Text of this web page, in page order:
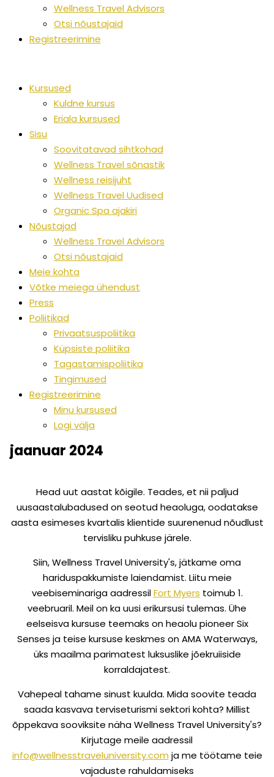
Wellness Travel Advisors
Otsi nõustajaid
Registreerimine
Kursused
Kuldne kursus
Eriala kursused
Sisu
Soovitatavad sihtkohad
Wellness Travel sõnastik
Wellness reisijuht
Wellness Travel Uudised
Organic Spa ajakiri
Nõustajad
Wellness Travel Advisors
Otsi nõustajaid
Meie kohta
Võtke meiega ühendust
Press
Poliitikad
Privaatsuspoliitika
Küpsiste poliitika
Tagastamispoliitika
Tingimused
Registreerimine
Minu kursused
Logi välja
jaanuar 2024
Head uut aastat kõigile. Teades, et nii paljud
uusaastalubadused on seotud heaoluga, oodatakse
aasta esimeses kvartalis klientide suurenenud nõudlust
tervisliku puhkuse järele.
Siin, Wellness Travel University's, jätkame oma
hariduspakkumiste laiendamist. Liitu meie
veebiseminariga aadressilFort Myers toimub 1.
veebruaril. Meil on ka uusi erikursusi tulemas. Ühe
eelseisva kursuse teemaks on heaolu pioneer Six
Senses ja teise kursuse keskmes on AMA Waterways,
üks maailma parimatest luksuslike jõekruiiside
korraldajatest.
Vahepeal tahame sinust kuulda. Mida soovite teada
saada kasvava terviseturismi sektori kohta? Millist
õppekava sooviksite näha Wellness Travel University's?
Kirjutage meile aadressil
info@wellnesstraveluniversity.com ja me töötame teie
vajaduste rahuldamiseks